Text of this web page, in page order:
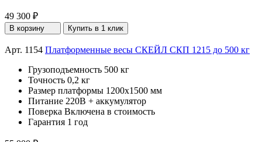
49 300 ₽
В корзину Купить в 1 клик
Арт. 1154 Платформенные весы СКЕЙЛ СКП 1215 до 500 кг
Грузоподъемность 500 кг
Точность 0,2 кг
Размер платформы 1200х1500 мм
Питание 220В + аккумулятор
Поверка Включена в стоимость
Гарантия 1 год